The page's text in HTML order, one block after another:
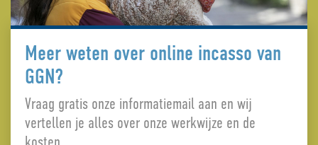
Meer weten over online incasso van
GGN?
Vraag gratis onze informatiemail aan en wij
vertellen je alles over onze werkwijze en de